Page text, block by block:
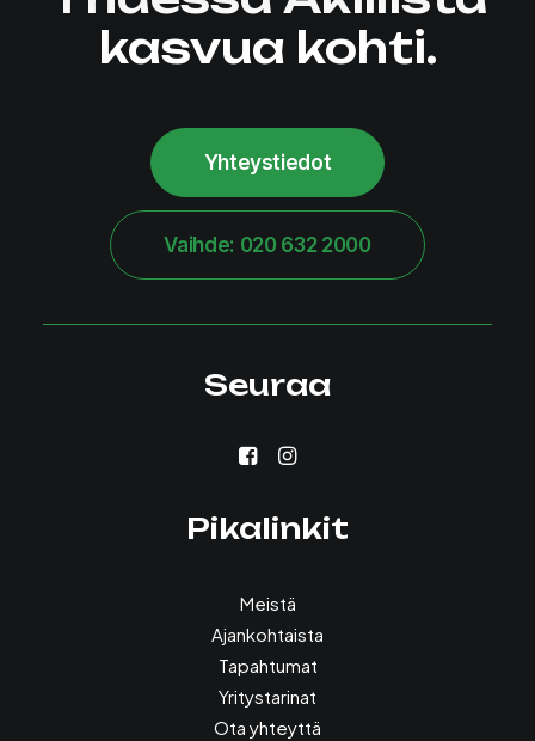
kasvua kohti.
Yhteystiedot
Vaihde: 020 632 2000
Seuraa
Pikalinkit
Meistä
Ajankohtaista
Tapahtumat
Yritystarinat
Ota yhteyttä